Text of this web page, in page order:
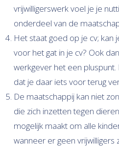
vrijwilligerswerk voel je je
onderdeel van de
Het staat goed op je cv;
voor het gat in je cv? Ook
werkgever het een
dat je daar iets voor terug
De maatschappij kan niet
die zich inzetten tegen
mogelijk maakt om alle
wanneer er geen vrijwilligers